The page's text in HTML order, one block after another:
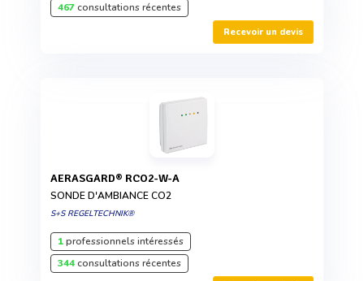
467consultations récentes
Recevoir un devis
AERASGARD® RCO2-W-A
SONDE D'AMBIANCE CO2
S+S REGELTECHNIK®
1professionnels intéressés
344consultations récentes